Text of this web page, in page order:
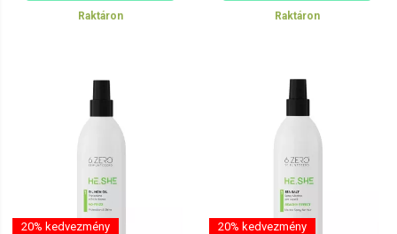
Raktáron Raktáron
20% kedvezmény 20% kedvezmény